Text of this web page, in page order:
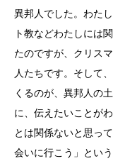
異邦人でした。わた
ト教などわたしには
たのですが、クリス
人たちです。そして
くるのが、異邦人の
に、伝えたいことが
とは関係ないと思っ
会いに行こう」とい